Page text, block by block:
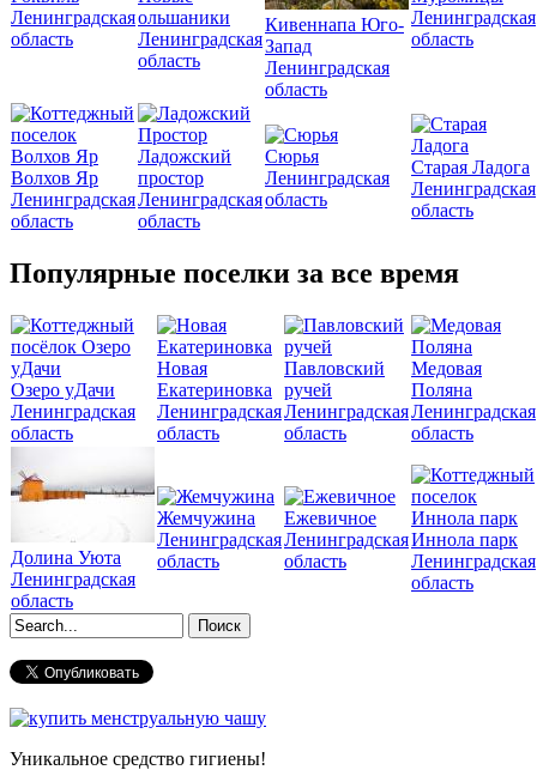
Ленинградская
область
ольшаники
Ленинградская
область
Кивеннапа Юго-
Запад
Ленинградская
область
Ленинградская
область
Волхов Яр
Ленинградская
область
Ладожский
простор
Ленинградская
область
Сюрья
Ленинградская
область
Старая Ладога
Ленинградская
область
Популярные поселки за все время
Озеро уДачи
Ленинградская
область
Новая
Екатериновка
Ленинградская
область
Павловский
ручей
Ленинградская
область
Медовая
Поляна
Ленинградская
область
Долина Уюта
Ленинградская
область
Жемчужина
Ленинградская
область
Ежевичное
Ленинградская
область
Иннола парк
Ленинградская
область
Форма поиска
Уникальное средство гигиены!